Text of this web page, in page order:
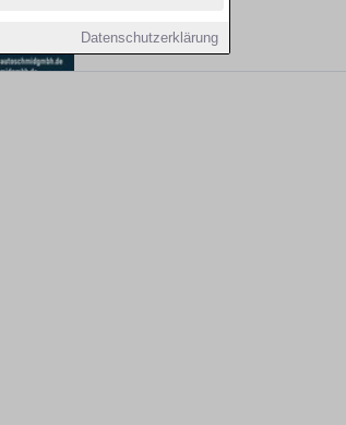
Datenschutzerklärung